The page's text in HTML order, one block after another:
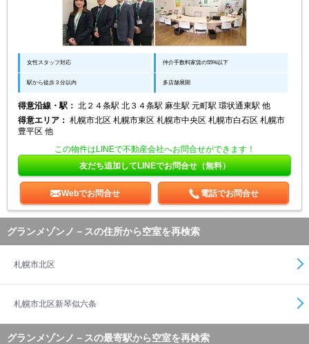
女性スタッフ対応 仲介手数料家賃の55%以下
駅から徒歩３分以内 多店舗展開
得意沿線・駅： 北２４条駅 北３４条駅 麻生駅 元町駅 環状通東駅 他
得意エリア： 札幌市北区 札幌市東区 札幌市中央区 札幌市白石区 札幌市
豊平区 他
この物件はLINEで不動産会社へお問合せができます！
友だち追加してLINEでお問合せ（無料）
Webでお問合せ 電話でお問合せ
グランメゾンノ－スの住所から空室を再検索
札幌市北区
札幌市北区新琴似六条
グランメゾンノ－スの最寄駅から空室を再検索